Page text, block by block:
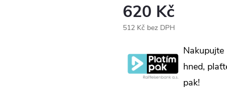
620 Kč
512 Kč bez DPH
Nakupujte
hned,
pak!